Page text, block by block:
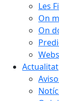
Les
On
On
Actualitat